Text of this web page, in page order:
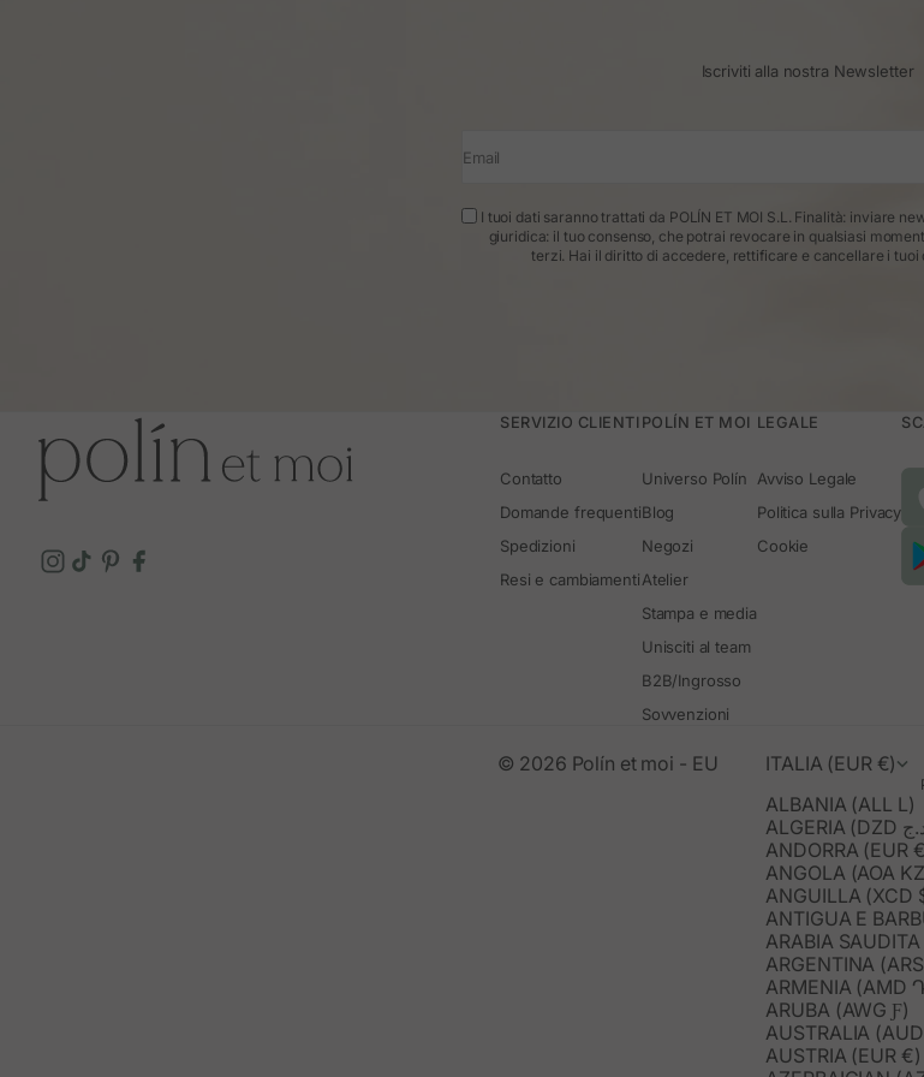
Iscriviti alla nostra Newsletter
Email
I tuoi dati saranno trattati da POLÍN ET MOI S.L. Finalità: inviare
giuridica: il tuo consenso, che potrai revocare in qualsiasi
terzi. Hai il diritto di accedere, rettificare e cancellare i tuoi
SERVIZIO CLIENTI
Contatto
Domande frequenti
Spedizioni
Resi e cambiamenti
POLÍN ET MOI
Universo Polín
Blog
Negozi
Atelier
Stampa e media
Unisciti al team
B2B/Ingrosso
Sovvenzioni
LEGALE
Avviso Legale
Politica sulla Privacy
Cookie
ITALIA (EUR €)
ALBANIA (ALL L)
ANDORRA (EUR
ANGOLA (AOA
ANGUILLA (XCD
ANTIGUA E
ARGENTINA
ARMENIA (AMD
ARUBA (AWG Ƒ)
AUSTRALIA
AUSTRIA (EUR €)
© 2026 Polín et moi - EU